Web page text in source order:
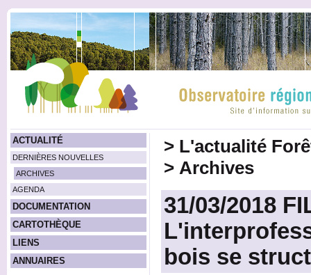
ACTUALITÉ
DERNIÈRES NOUVELLES
ARCHIVES
AGENDA
DOCUMENTATION
CARTOTHÈQUE
LIENS
ANNUAIRES
> L'actualité
> Archives
31/03/2018
bois se